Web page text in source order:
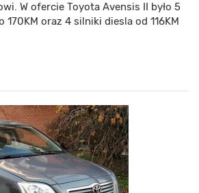
W ofercie Toyota Avensis II było 5
170KM oraz 4 silniki diesla od 116KM